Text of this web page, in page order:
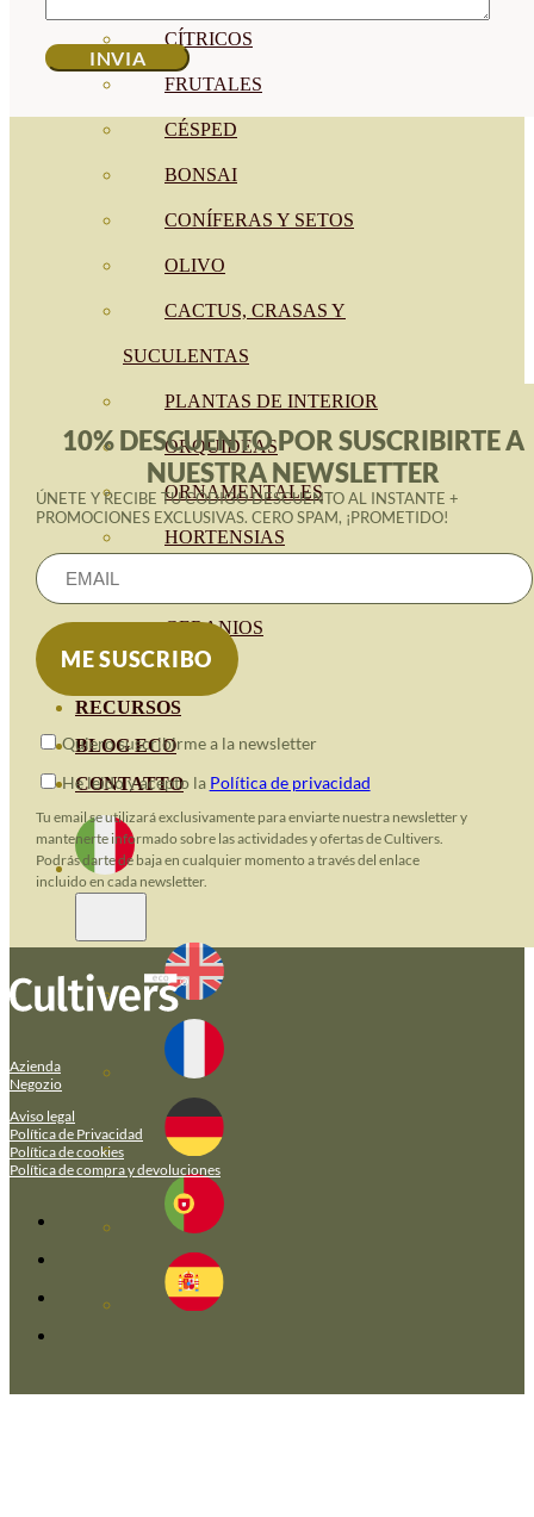
CÍTRICOS
FRUTALES
CÉSPED
BONSAI
CONÍFERAS Y SETOS
OLIVO
CACTUS, CRASAS Y
SUCULENTAS
PLANTAS DE INTERIOR
ORQUIDEAS
ORNAMENTALES
HORTENSIAS
GERANIOS
VIVERO
RECURSOS
BLOG ECO
CONTATTO
10% DESCUENTO POR SUSCRIBIRTE A
NUESTRA NEWSLETTER
ÚNETE Y RECIBE TU CÓDIGO DESCUENTO AL INSTANTE +
PROMOCIONES EXCLUSIVAS. CERO SPAM, ¡PROMETIDO!
Quiero suscribirme a la newsletter
He leido y acepto la Política de privacidad
Tu email se utilizará exclusivamente para enviarte nuestra newsletter y
mantenerte informado sobre las actividades y ofertas de Cultivers.
Podrás darte de baja en cualquier momento a través del enlace
incluido en cada newsletter.
Azienda
Negozio
Aviso legal
Política de Privacidad
Política de cookies
Política de compra y devoluciones